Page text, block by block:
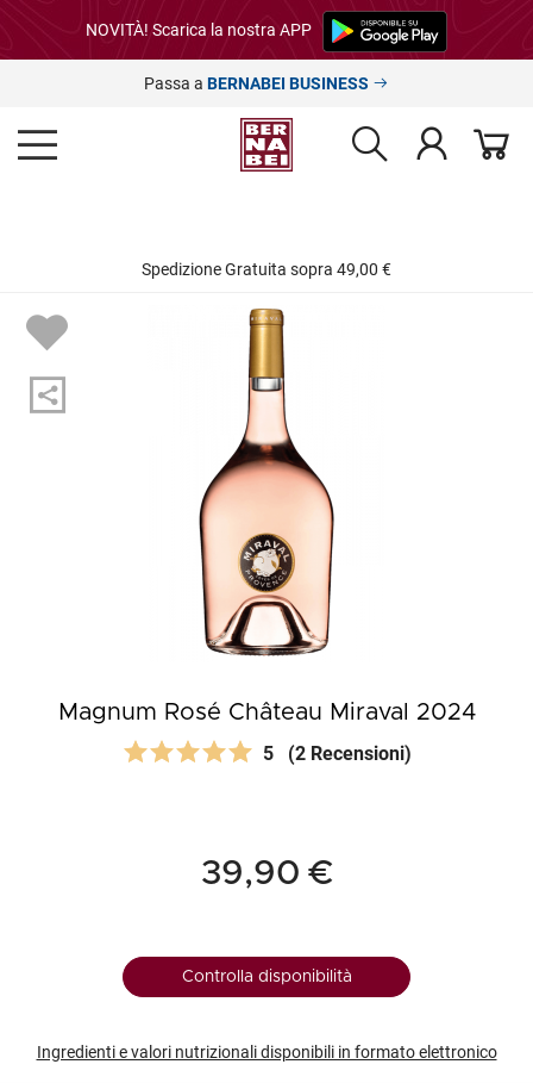
NOVITÀ! Scarica la nostra APP
Passa a BERNABEI BUSINESS
Spedizione Gratuita sopra 49,00 €
Magnum Rosé Château Miraval 2024
5 (2 Recensioni)
39,90 €
Controlla disponibilità
Ingredienti e valori nutrizionali disponibili in formato elettronico